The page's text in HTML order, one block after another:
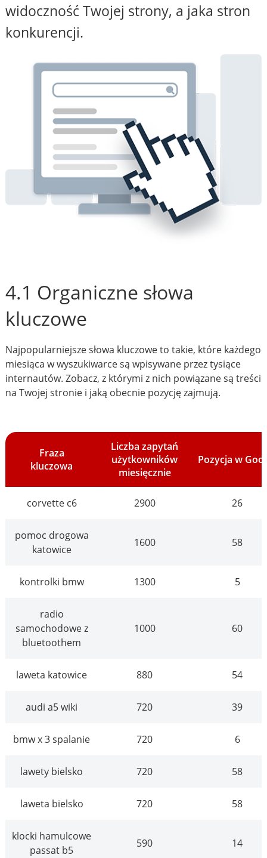
widoczność Twojej strony, a jaka stron
konkurencji.
4.1 Organiczne słowa
kluczowe
Najpopularniejsze słowa kluczowe to takie, które każdego
miesiąca w wyszukiwarce są wpisywane przez tysiące
internautów. Zobacz, z którymi z nich powiązane są treści
na Twojej stronie i jaką obecnie pozycję zajmują.
Fraza
kluczowa
Liczba zapytań
użytkowników
miesięcznie
Pozycja w
corvette c6 2900 26
pomoc drogowa
katowice
1600 58
kontrolki bmw 1300 5
radio
samochodowe z
bluetoothem
1000 60
laweta katowice 880 54
audi a5 wiki 720 39
bmw x 3 spalanie 720 6
lawety bielsko 720 58
laweta bielsko 720 58
klocki hamulcowe
passat b5
590 14